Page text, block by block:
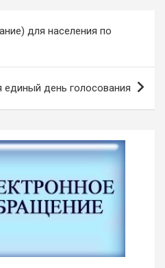
для населения по
единый день голосования